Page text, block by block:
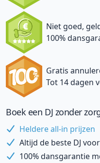
Niet goed,
100%
Gratis
Tot 14 dagen
Boek een DJ zonder
Heldere all-in prijzen
Altijd de beste DJ
100% dansgarantie